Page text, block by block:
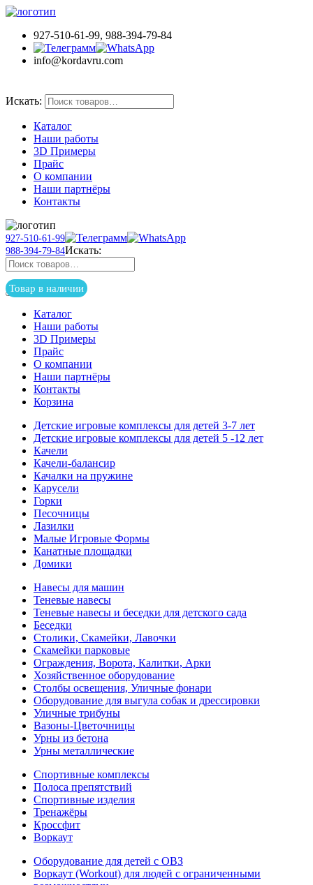
927-510-61-99, 988-394-79-84
info@kordavru.com
Искать:
Каталог
Наши работы
3D Примеры
Прайс
О компании
Наши партнёры
Контакты
927-510-61-99
988-394-79-84Искать:
Товар в наличии
Каталог
Наши работы
3D Примеры
Прайс
О компании
Наши партнёры
Контакты
Корзина
Детские игровые комплексы для детей 3-7 лет
Детские игровые комплексы для детей 5 -12 лет
Качели
Качели-балансир
Качалки на пружине
Карусели
Горки
Песочницы
Лазилки
Малые Игровые Формы
Канатные площадки
Домики
Навесы для машин
Теневые навесы
Теневые навесы и беседки для детского сада
Беседки
Столики, Скамейки, Лавочки
Скамейки парковые
Ограждения, Ворота, Калитки, Арки
Хозяйственное оборудование
Столбы освещения, Уличные фонари
Оборудование для выгула собак и дрессировки
Уличные трибуны
Вазоны-Цветочницы
Урны из бетона
Урны металлические
Спортивные комплексы
Полоса препятствий
Спортивные изделия
Тренажёры
Кроссфит
Воркаут
Оборудование для детей с ОВЗ
Воркаут (Workout) для людей с ограниченными